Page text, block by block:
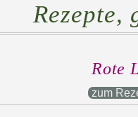
Rezepte,
Rote
zum